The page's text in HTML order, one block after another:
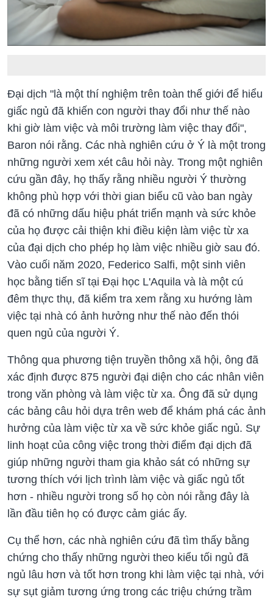
Đại dịch "là một thí nghiệm trên toàn thế giới để hiểu
giấc ngủ đã khiến con người thay đổi như thế nào
khi giờ làm việc và môi trường làm việc thay đổi",
Baron nói rằng. Các nhà nghiên cứu ở Ý là một trong
những người xem xét câu hỏi này. Trong một nghiên
cứu gần đây, họ thấy rằng nhiều người Ý thường
không phù hợp với thời gian biểu cũ vào ban ngày
đã có những dấu hiệu phát triển mạnh và sức khỏe
của họ được cải thiện khi điều kiện làm việc từ xa
của đại dịch cho phép họ làm việc nhiều giờ sau đó.
Vào cuối năm 2020, Federico Salfi, một sinh viên
học bằng tiến sĩ tại Đại học L'Aquila và là một cú
đêm thực thụ, đã kiểm tra xem rằng xu hướng làm
việc tại nhà có ảnh hưởng như thế nào đến thói
quen ngủ của người Ý.
Thông qua phương tiện truyền thông xã hội, ông đã
xác định được 875 người đại diện cho các nhân viên
trong văn phòng và làm việc từ xa. Ông đã sử dụng
các bảng câu hỏi dựa trên web để khám phá các ảnh
hưởng của làm việc từ xa về sức khỏe giấc ngủ. Sự
linh hoạt của công việc trong thời điểm đại dịch đã
giúp những người tham gia khảo sát có những sự
tương thích với lịch trình làm việc và giấc ngủ tốt
hơn - nhiều người trong số họ còn nói rằng đây là
lần đầu tiên họ có được cảm giác ấy.
Cụ thể hơn, các nhà nghiên cứu đã tìm thấy bằng
chứng cho thấy những người theo kiểu tối ngủ đã
ngủ lâu hơn và tốt hơn trong khi làm việc tại nhà, với
sự sụt giảm tương ứng trong các triệu chứng trầm